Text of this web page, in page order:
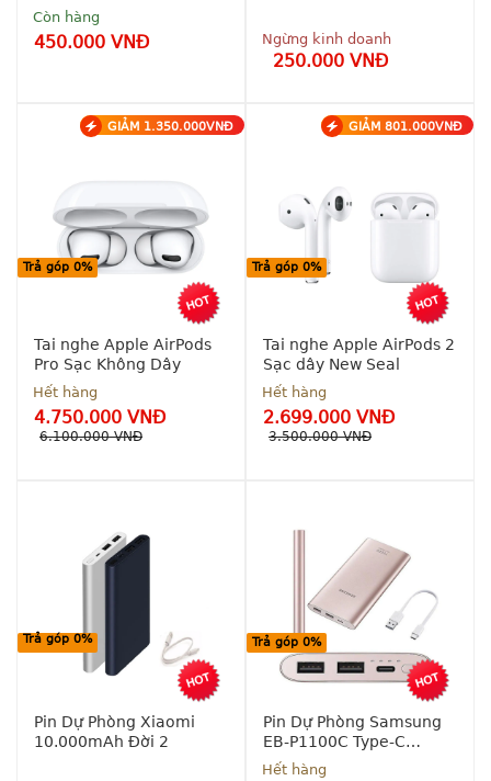
Còn hàng
450.000 VNĐ
Ship
Toàn Quốc
Ngừng kinh doanh
250.000 VNĐ
hãng 06
tháng
Freeship
toàn quốc
Tai nghe Apple AirPods
Pro Sạc Không Dây
Hết hàng
4.750.000 VNĐ
6.100.000 VNĐ
Hỗ trợ
trả góp
Bảo
hành 12
Trả góp 0%
GIẢM 1.350.000VNĐ
Tai nghe Apple AirPods 2
Sạc dây New Seal
Hết hàng
2.699.000 VNĐ
3.500.000 VNĐ
hành
chính
hãng 12
đổi 1
Trả góp 0%
GIẢM 801.000VNĐ
Pin Dự Phòng Xiaomi
10.000mAh Đời 2
Trả góp 0%
Pin Dự Phòng Samsung
EB-P1100C Type-C
10.000mAh Sạc Nhanh
Hết hàng
Trả góp 0%